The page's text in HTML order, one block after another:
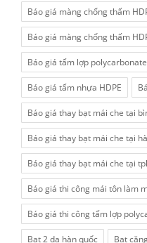
Báo giá màng chống thấm
Báo giá màng chống thấm
Báo giá tấm lợp
Báo giá tấm nhựa HDPE
Báo giá thay bạt mái che tại
Báo giá thay bạt mái che tại
Báo giá thay bạt mái che tại
Báo giá thi công mái tôn làm
Báo giá thi công tấm lợp
Bạt 2 da hàn quốc Bạt